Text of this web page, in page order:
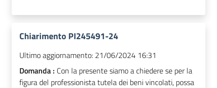
Chiarimento PI245491-24
Ultimo aggiornamento: 21/06/2024 16:31
Domanda : Con la presente siamo a chiedere se per la
figura del professionista tutela dei beni vincolati, possa